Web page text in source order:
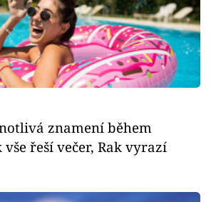
znamení během
řeší večer, Rak vyrazí